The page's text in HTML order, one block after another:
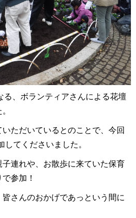
、ボランティアさんによる花壇
ただいているとのことで、今回
てくださいました。
連れや、お散歩に来ていた保育
参加！
さんのおかげであっという間に